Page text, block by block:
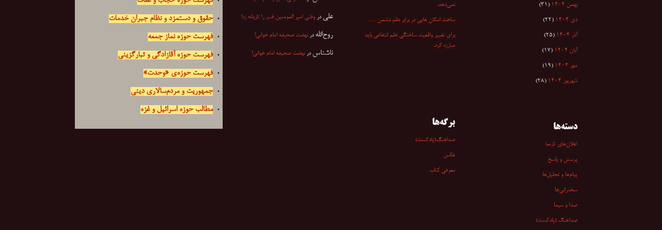
حقوق و دستمزد و نظام جبران خدمات
فهرست حوزه نماز جمعه
فهرست حوزه آقازادگی و تبارگزینی
فهرست حوزه‌ی «وحدت»
جمهوریت و مردم‌سالاری دینی
مطالب حوزه اسرائیل و غزه
نمی‌دهد.
ساخت امکان هایی در برابر نظم دشمن ….
برای تغییر واقعیت ساختگی نظم انتفاعی باید
مبارزه کرد.
علی در وقتی امیر المومنین قنبر را تازیانه زد!
روح‌الله درنهضت صحیفه امام خوانی!
ناشناس درنهضت صحیفه امام خوانی!
بهمن ۱۴۰۴ (۳۱)
دی ۱۴۰۴ (۲۲)
آذر ۱۴۰۴ (۲۵)
آبان ۱۴۰۴ (۱۷)
مهر ۱۴۰۴ (۱۹)
شهریور ۱۴۰۴ (۲۸)
برگه‌ها
صداهنگ(پادکست)
عکس
معرفی کتاب
دسته‌ها
اعلان‌های تارنما
پرسش و پاسخ
پیام‌ها و تحلیل‌ها
سخنرانی‏‏‌ها
صدا و سیما
صداهنگ (پادکست)